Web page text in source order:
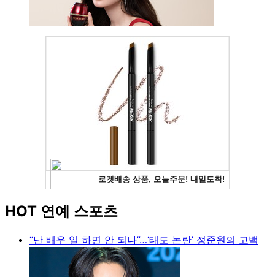
HOT 연예 스포츠
“난 배우 일 하면 안 되나”…‘태도 논란’ 정준원의 고백